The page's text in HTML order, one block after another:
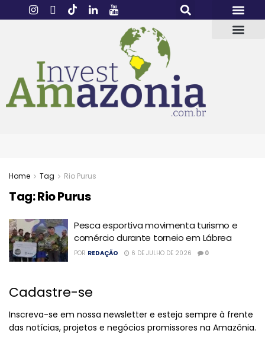
Home Tag Rio Purus
Tag:Rio Purus
Pesca esportiva movimenta turismo e
comércio durante torneio em Lábrea
POR REDAÇÃO 6 DE JULHO DE 2026 0
Cadastre-se
Inscreva-se em nossa newsletter e esteja sempre à frente
das notícias, projetos e negócios promissores na Amazônia.